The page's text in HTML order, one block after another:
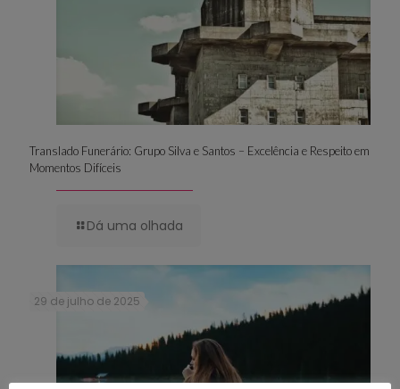
Translado Funerário: Grupo Silva e Santos – Excelência e Respeito em
Momentos Difíceis
Dá uma olhada
29 de julho de 2025